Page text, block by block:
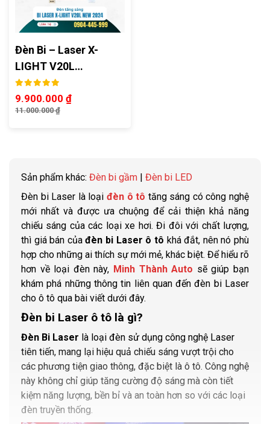
Đèn Bi – Laser X-
LIGHT V20L…
9.900.000 ₫
11.000.000₫
Sản phẩm khác: Đèn bi gầm | Đèn bi LED
Đèn bi Laser là loại đèn ô tô tăng sáng có công nghệ
mới nhất và được ưa chuộng để cải thiện khả năng
chiếu sáng của các loại xe hơi. Đi đôi với chất lượng,
thì giá bán củađèn bi Laser ô tô khá đắt, nên nó phù
hợp cho những ai thích sự mới mẻ, khác biệt. Để hiểu rõ
hơn về loại đèn này, Minh Thành Auto sẽ giúp bạn
khám phá những thông tin liên quan đến đèn bi Laser
cho ô tô qua bài viết dưới đây.
Đèn bi Laser ô tô là gì?
Đèn Bi Laser là loại đèn sử dụng công nghệ Laser
tiên tiến, mang lại hiệu quả chiếu sáng vượt trội cho
các phương tiện giao thông, đặc biệt là ô tô. Công nghệ
này không chỉ giúp tăng cường độ sáng mà còn tiết
kiệm năng lượng, bền bỉ và an toàn hơn so với các loại
đèn truyền thống.